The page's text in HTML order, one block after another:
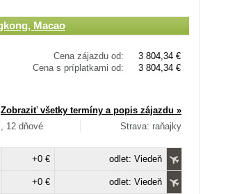
Macao
Cena zájazdu od:
3 804,34 €
Cena s príplatkami od:
3 804,34 €
Zobraziť všetky termíny a popis zájazdu »
12 dňové
Strava: raňajky
+0 € odlet: Viedeň
+0 € odlet: Viedeň